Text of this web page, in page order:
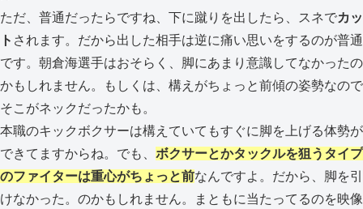
ただ、普通だったらですね、下に蹴りを出したら、スネでカッ
ト されます。だから出した相手は逆に痛い思いをするのが普通
です。朝倉海選手はおそらく、脚にあまり意識してなかったの
かもしれません。もしくは、構えがちょっと前傾の姿勢なので
そこがネックだったかも。
本職のキックボクサーは構えていてもすぐに脚を上げる体勢が
できてますからね。でも、 ボクサーとかタックルを狙うタイプ
のファイターは重心がちょっと前なんですよ。だから、脚を引
けなかった。のかもしれません。まともに当たってるのを映像